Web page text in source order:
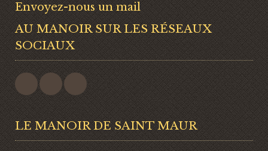
Envoyez-nous un mail
AU MANOIR SUR LES RÉSEAUX
SOCIAUX
LE MANOIR DE SAINT MAUR